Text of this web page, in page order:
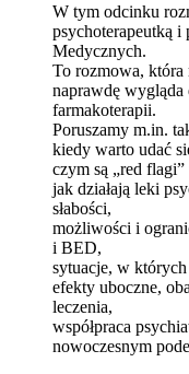
W tym odcinku
psychoterapeutką
Medycznych.
To rozmowa,
naprawdę
farmakoterapii.
Poruszamy m.in.
kiedy warto udać
czym są „red
jak działają leki
słabości,
możliwości i
i BED,
sytuacje, w
efekty uboczne,
leczenia,
współpraca
nowoczesnym